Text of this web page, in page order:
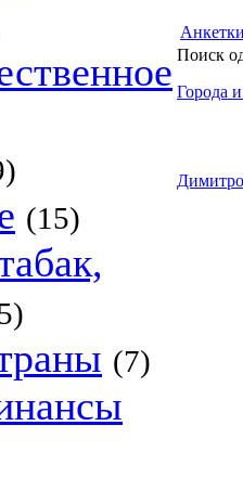
(15)
(7)
Поиск
Города